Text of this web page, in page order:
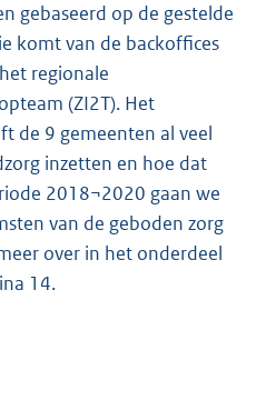
gebaseerd op de gestelde
komt van de backoffices
regionale
(ZI2T). Het
de 9 gemeenten al veel
inzetten en hoe dat
2018¬2020 gaan we
van de geboden zorg
over in het onderdeel
14.